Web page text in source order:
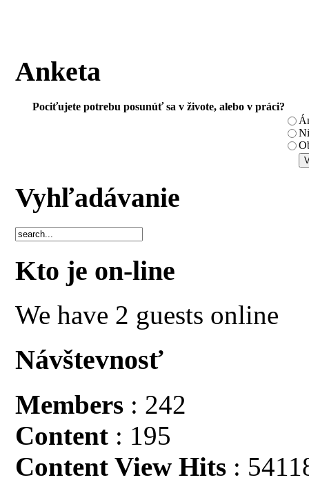
Anketa
Pociťujete potrebu posunúť sa v živote, alebo v práci?
Vyhľadávanie
Kto je on-line
We have 2 guests online
Návštevnosť
Members : 242
Content : 195
Content View Hits :